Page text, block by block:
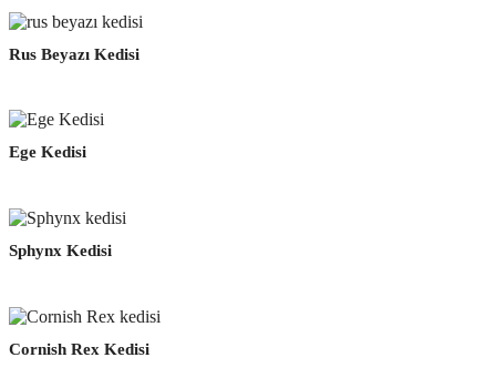
Rus Beyazı Kedisi
Ege Kedisi
Sphynx Kedisi
Cornish Rex Kedisi